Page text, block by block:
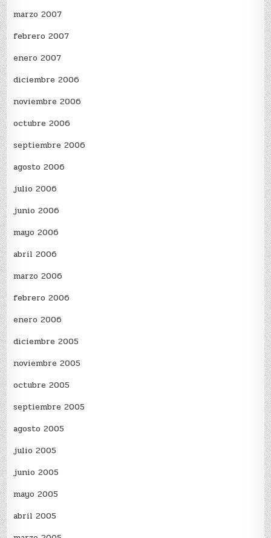
marzo 2007
febrero 2007
enero 2007
diciembre 2006
noviembre 2006
octubre 2006
septiembre 2006
agosto 2006
julio 2006
junio 2006
mayo 2006
abril 2006
marzo 2006
febrero 2006
enero 2006
diciembre 2005
noviembre 2005
octubre 2005
septiembre 2005
agosto 2005
julio 2005
junio 2005
mayo 2005
abril 2005